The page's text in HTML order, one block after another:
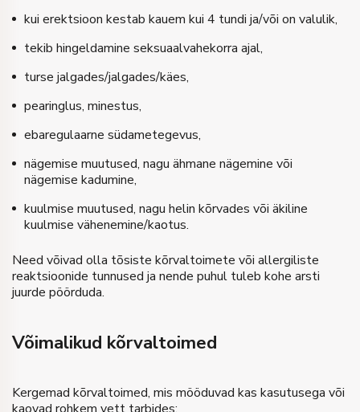
kui erektsioon kestab kauem kui 4 tundi ja/või on valulik,
tekib hingeldamine seksuaalvahekorra ajal,
turse jalgades/jalgades/käes,
pearinglus, minestus,
ebaregulaarne südametegevus,
nägemise muutused, nagu ähmane nägemine või
nägemise kadumine,
kuulmise muutused, nagu helin kõrvades või äkiline
kuulmise vähenemine/kaotus.
Need võivad olla tõsiste kõrvaltoimete või allergiliste
reaktsioonide tunnused ja nende puhul tuleb kohe arsti
juurde pöörduda.
Võimalikud kõrvaltoimed
Kergemad kõrvaltoimed, mis mööduvad kas kasutusega või